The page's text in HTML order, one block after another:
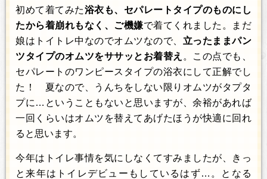
初めて着てみた浴衣も、セパレートタイプのものにし
たから着崩れもなく、ご機嫌で着てくれました。まだ
娘はトイトレ中なのでオムツなので、 立ったままパン
ツタイプのオムツをササッとお着替え 。この点でも、
セパレートのワンピースタイプの浴衣にして正解でし
た！ 夏なので、うんちをしない限りオムツがタプタ
プに…ということもないと思いますが、余裕があれば
一回くらいはオムツを替えてあげたほうが快適に回れ
ると思います。
今年はトイレ事情を気にしなくてすみましたが、きっ
と来年はトイレデビューもしているはず…。となる